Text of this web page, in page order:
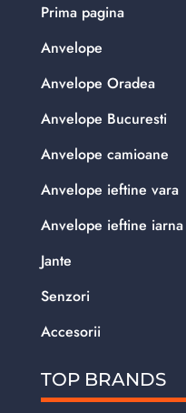
Prima pagina
Anvelope
Anvelope Oradea
Anvelope Bucuresti
Anvelope camioane
Anvelope ieftine vara
Anvelope ieftine iarna
Jante
Senzori
Accesorii
TOP BRANDS